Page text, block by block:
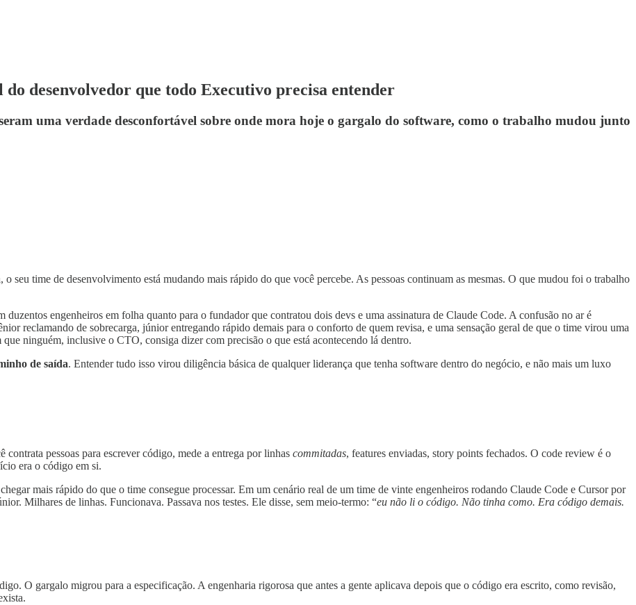
desenvolvedor que todo Executivo precisa entender
uma verdade desconfortável sobre onde mora hoje o gargalo do software, como o trabalho mudou junto
o seu time de desenvolvimento está mudando mais rápido do que você percebe. As pessoas continuam as mesmas. O que mudou foi o trabalho
engenheiros em folha quanto para o fundador que contratou dois devs e uma assinatura de Claude Code. A confusão no ar é
reclamando de sobrecarga, júnior entregando rápido demais para o conforto de quem revisa, e uma sensação geral de que o time virou uma
ninguém, inclusive o CTO, consiga dizer com precisão o que está acontecendo lá dentro.
de saída. Entender tudo isso virou diligência básica de qualquer liderança que tenha software dentro do negócio, e não mais um luxo
pessoas para escrever código, mede a entrega por linhas commitadas, features enviadas, story points fechados. O code review é o
era o código em si.
mais rápido do que o time consegue processar. Em um cenário real de um time de vinte engenheiros rodando Claude Code e Cursor por
Milhares de linhas. Funcionava. Passava nos testes. Ele disse, sem meio-termo: “eu não li o código. Não tinha como. Era código demais.
O gargalo migrou para a especificação. A engenharia rigorosa que antes a gente aplicava depois que o código era escrito, como revisão,